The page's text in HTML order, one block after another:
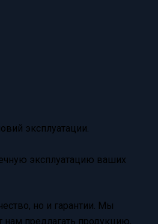
эксплуатации.
эксплуатацию ваших
но и гарантии. Мы
нам предлагать продукцию,